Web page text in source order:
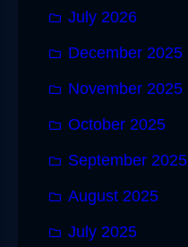
July 2026
December 2025
November 2025
October 2025
September 2025
August 2025
July 2025